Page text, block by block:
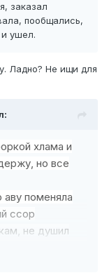
заказал
пообщались,
ушел.
Ладно? Не ищи для
хлама и
но все
аву поменяла
ссор
не душил